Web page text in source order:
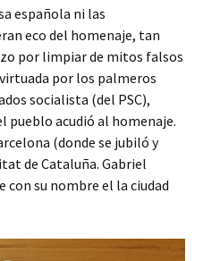
española ni las
eco del homenaje, tan
por limpiar de mitos falsos
por los palmeros
socialista (del PSC),
acudió al homenaje.
(donde se jubiló y
de Cataluña. Gabriel
con su nombre el la ciudad